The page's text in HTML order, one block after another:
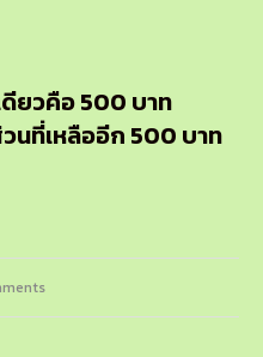
ดียวคือ 500 บาท
ที่เหลืออีก 500 บาท